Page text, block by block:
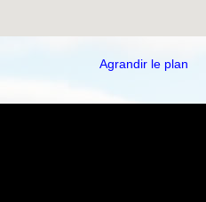
Agrandir le plan